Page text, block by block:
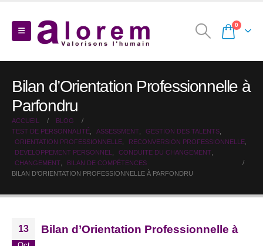
0
Bilan d’Orientation Professionnelle à
Parfondru
ACCUEIL
BLOG
TEST DE PERSONNALITÉ
ASSESSMENT GESTION DES TALENTS
ORIENTATION PROFESSIONNELLE
RECONVERSION PROFESSIONNELLE
DEVELOPPEMENT PERSONNEL
CONDUITE DU CHANGEMENT
CHANGEMENT
BILAN DE COMPÉTENCES
BILAN D’ORIENTATION PROFESSIONNELLE À PARFONDRU
13
Bilan d’Orientation Professionnelle à